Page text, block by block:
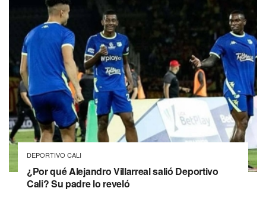
DEPORTIVO CALI
¿Por qué Alejandro Villarreal salió Deportivo
Cali? Su padre lo reveló